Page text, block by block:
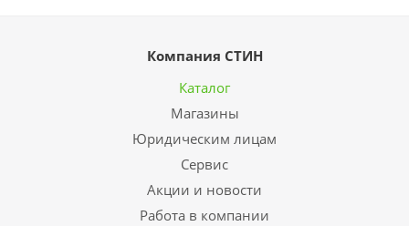
Компания СТИН
Каталог
Магазины
Юридическим лицам
Сервис
Акции и новости
Работа в компании